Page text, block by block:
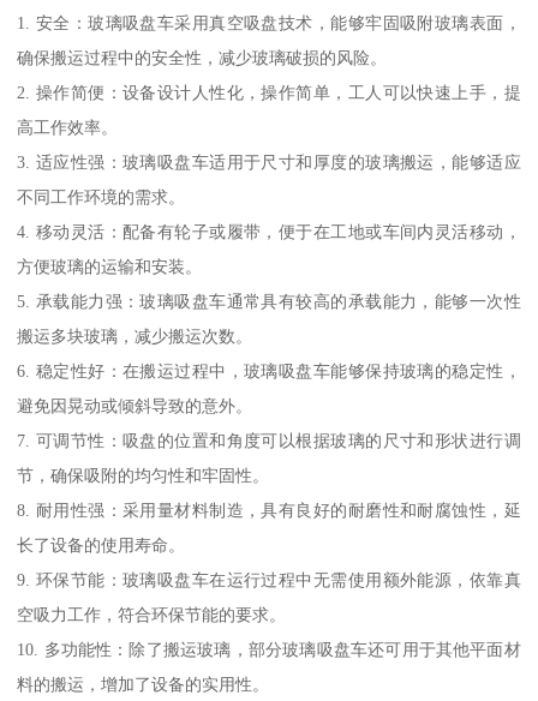
1. 安全：玻璃吸盘车采用真空吸盘技术，能够牢固吸附玻璃表面，
确保搬运过程中的安全性，减少玻璃破损的风险。
2. 操作简便：设备设计人性化，操作简单，工人可以快速上手，提
高工作效率。
3. 适应性强：玻璃吸盘车适用于尺寸和厚度的玻璃搬运，能够适应
不同工作环境的需求。
4. 移动灵活：配备有轮子或履带，便于在工地或车间内灵活移动，
方便玻璃的运输和安装。
5. 承载能力强：玻璃吸盘车通常具有较高的承载能力，能够一次性
搬运多块玻璃，减少搬运次数。
6. 稳定性好：在搬运过程中，玻璃吸盘车能够保持玻璃的稳定性，
避免因晃动或倾斜导致的意外。
7. 可调节性：吸盘的位置和角度可以根据玻璃的尺寸和形状进行调
节，确保吸附的均匀性和牢固性。
8. 耐用性强：采用量材料制造，具有良好的耐磨性和耐腐蚀性，延
长了设备的使用寿命。
9. 环保节能：玻璃吸盘车在运行过程中无需使用额外能源，依靠真
空吸力工作，符合环保节能的要求。
10. 多功能性：除了搬运玻璃，部分玻璃吸盘车还可用于其他平面材
料的搬运，增加了设备的实用性。